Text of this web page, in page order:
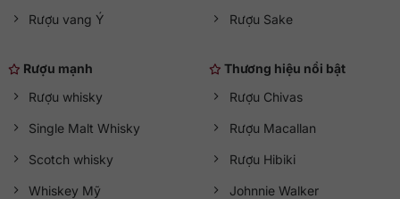
Rượu vang Ý Rượu Sake
Rượu mạnh
Rượu whisky
Single Malt Whisky
Scotch whisky
Whiskey Mỹ
Thương hiệu nổi bật
Rượu Chivas
Rượu Macallan
Rượu Hibiki
Johnnie Walker